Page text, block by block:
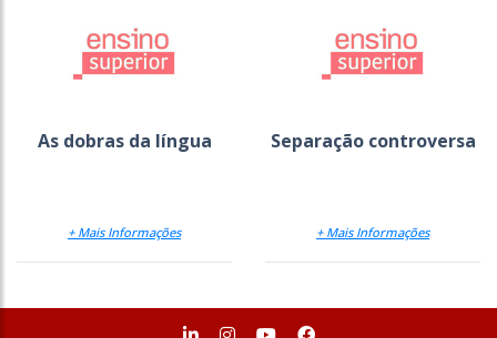
As dobras da língua
+ Mais Informações
Separação controversa
+ Mais Informações